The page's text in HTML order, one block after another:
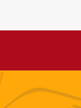
My Cloud – CD-Review